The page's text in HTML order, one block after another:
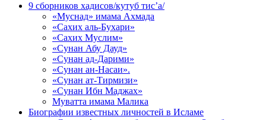
9 сборников хадисов/кутуб тис’а/
«Муснад» имама Ахмада
«Сахих аль-Бухари»
«Сахих Муслим»
«Сунан Абу Дауд»
«Сунан ад-Дарими»
«Сунан ан-Насаи».
«Сунан ат-Тирмизи»
«Сунан Ибн Маджах»
Муватта имама Малика
Биографии известных личностей в Исламе